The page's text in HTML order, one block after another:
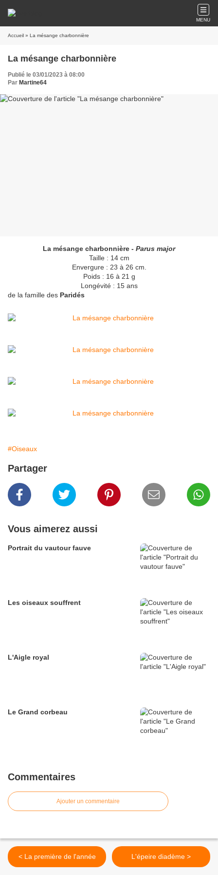
MENU
Accueil » La mésange charbonnière
La mésange charbonnière
Publié le 03/01/2023 à 08:00
Par Martine64
La mésange charbonnière - Parus major
Taille : 14 cm
Envergure : 23 à 26 cm.
Poids : 16 à 21 g
Longévité : 15 ans
de la famille des Paridés
#Oiseaux
Partager
Vous aimerez aussi
Portrait du vautour fauve
Les oiseaux souffrent
L'Aigle royal
Le Grand corbeau
Commentaires
Ajouter un commentaire
< La première de l'année L'épeire diadème >